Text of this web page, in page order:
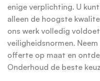
enige verplichting. U
alleen de hoogste
ons werk volledig
veiligheidsnormen.
offerte op maat en
Onderhoud de beste